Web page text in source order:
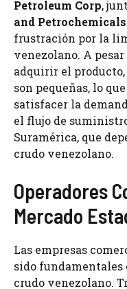
Petroleum Corp,
and
frustración por la
venezolano. A
adquirir el
son pequeñas, lo
satisfacer la
el flujo de
Suramérica, que
crudo venezolano.
Operadores
Mercado
Las empresas
sido
crudo venezolano.